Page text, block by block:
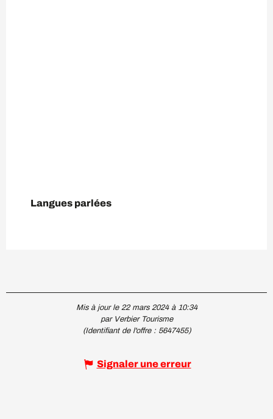
Langues parlées
Langues parlées
Mis à jour le 22 mars 2024 à 10:34
par Verbier Tourisme
(Identifiant de l'offre : 5647455)
Signaler une erreur